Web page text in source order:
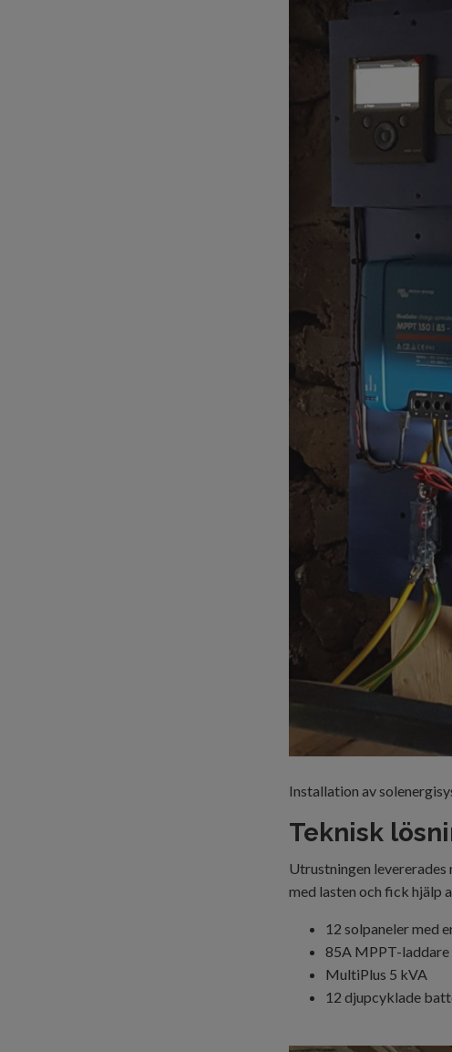
Installation av
Teknisk
Utrustningen
med lasten och fick hjälp
12 solpaneler med
85A MPPT-laddare
MultiPlus 5 kVA
12 djupcyklade